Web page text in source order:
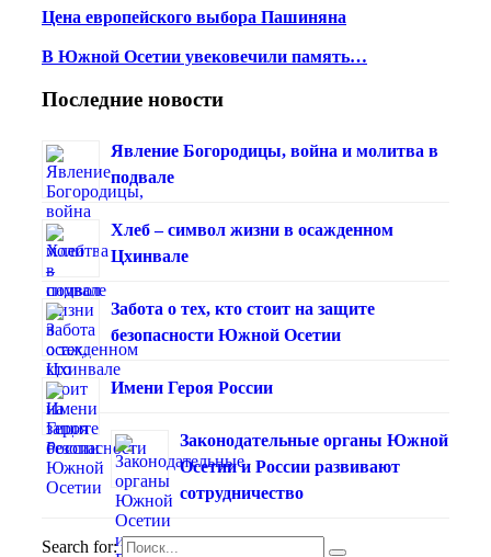
Цена европейского выбора Пашиняна
В Южной Осетии увековечили память…
Последние новости
Явление Богородицы, война и молитва в
подвале
Хлеб – символ жизни в осажденном
Цхинвале
Забота о тех, кто стоит на защите
безопасности Южной Осетии
Имени Героя России
Законодательные органы Южной
Осетии и России развивают
сотрудничество
Search for: